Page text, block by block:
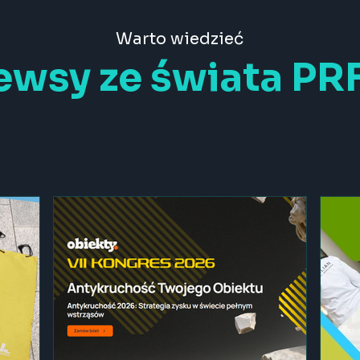
Warto wiedzieć
ze świata